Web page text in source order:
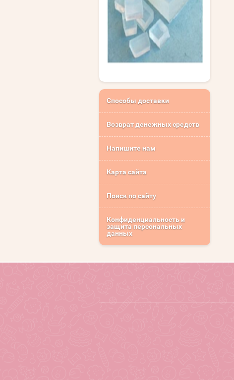
Способы доставки
Возврат денежных средств
Напишите нам
Карта сайта
Поиск по сайту
Конфиденциальность и
защита персональных
данных